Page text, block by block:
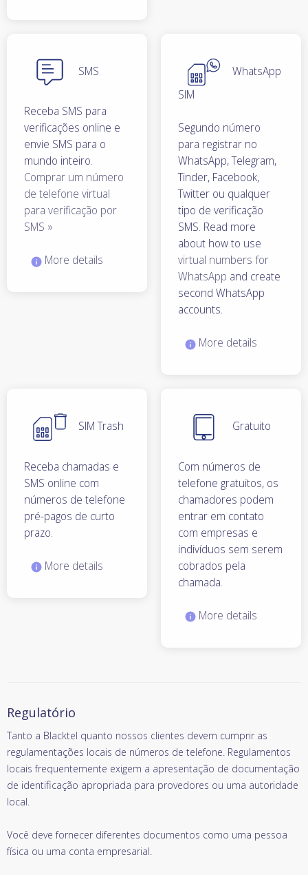
SMS
Receba SMS para
verificações online e
envie SMS para o
mundo inteiro.
Comprar um número
de telefone virtual
para verificação por
SMS »
More details
WhatsApp
SIM
Segundo número
para registrar no
WhatsApp, Telegram,
Tinder, Facebook,
Twitter ou qualquer
tipo de verificação
SMS. Read more
about how to use
virtual numbers for
WhatsApp and create
second WhatsApp
accounts.
More details
SIM Trash
Receba chamadas e
SMS online com
números de telefone
pré-pagos de curto
prazo.
More details
Gratuito
Com números de
telefone gratuitos, os
chamadores podem
entrar em contato
com empresas e
indivíduos sem serem
cobrados pela
chamada.
More details
Regulatório
Tanto a Blacktel quanto nossos clientes devem cumprir as
regulamentações locais de números de telefone. Regulamentos
locais frequentemente exigem a apresentação de documentação
de identificação apropriada para provedores ou uma autoridade
local.
Você deve fornecer diferentes documentos como uma pessoa
física ou uma conta empresarial.